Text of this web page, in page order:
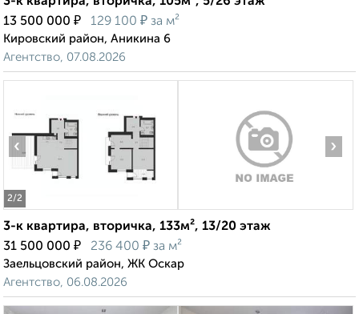
13 500 000 ₽ 129 100 ₽ за м²
Кировский район, Аникина 6
Агентство, 07.08.2026
2/2
‹ ›
3-к квартира, вторичка, 133м², 13/20 этаж
31 500 000 ₽ 236 400 ₽ за м²
Заельцовский район, ЖК Оскар
Агентство, 06.08.2026